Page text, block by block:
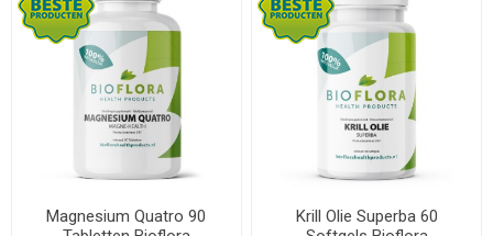
Magnesium Quatro 90
Krill Olie Superba 60